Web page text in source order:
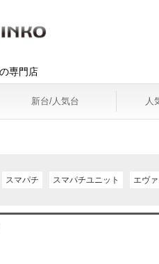
専門店
新台/人気台 人
スマパチ スマパチユニット エヴァ